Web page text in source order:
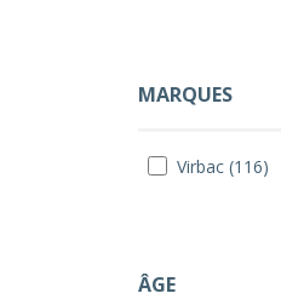
MARQUES
Virbac (116)
ÂGE